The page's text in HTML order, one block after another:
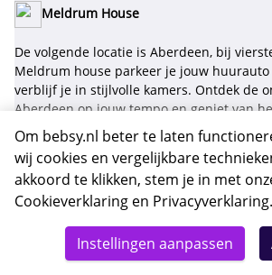
Meldrum House
De volgende locatie is Aberdeen, bij
Meldrum house parkeer je jouw
verblijf je in stijlvolle kamers. Ontdek de
Aberdeen op jouw tempo en geniet van
landschap. Deze authentieke
dichterbij het gevoel van het echte
Olmeldrum, Oldmeldrum, AB51
Koninkrijk
Afstand tussen luchthaven en
Details
Om bebsy.nl beter te laten
wij cookies en vergelijkbare
akkoord te klikken, stem je in met
Cookieverklaring en Privacyverklaring.
Instellingen aanpassen